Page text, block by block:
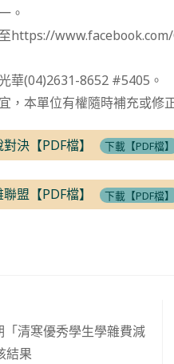
。
https://
華(04)2631-8652 #5405。
，本單位有權隨時補充或修
決【PDF檔】 下載【PDF檔】
盟【PDF檔】 下載【PDF檔】
「清寒優秀學生學雜費減
結果
質資料請開啟